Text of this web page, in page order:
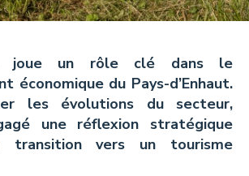
d’Enhaut Région,
Place du Village 6,
1660 Château-d’Œx
+41 26 924 25 25
denhaut.ch
joue un rôle clé dans le
économique du Pays-d’Enhaut.
les évolutions du secteur,
une réflexion stratégique
transition vers un tourisme